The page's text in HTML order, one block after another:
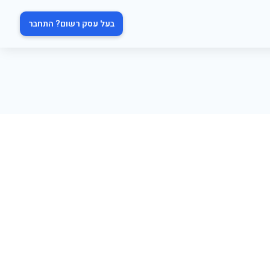
בעל עסק רשום? התחבר